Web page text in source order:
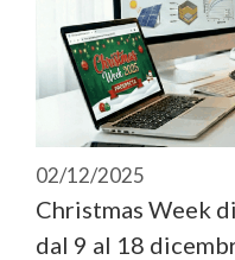
02/12/2025
Christmas Week
dal 9 al 18